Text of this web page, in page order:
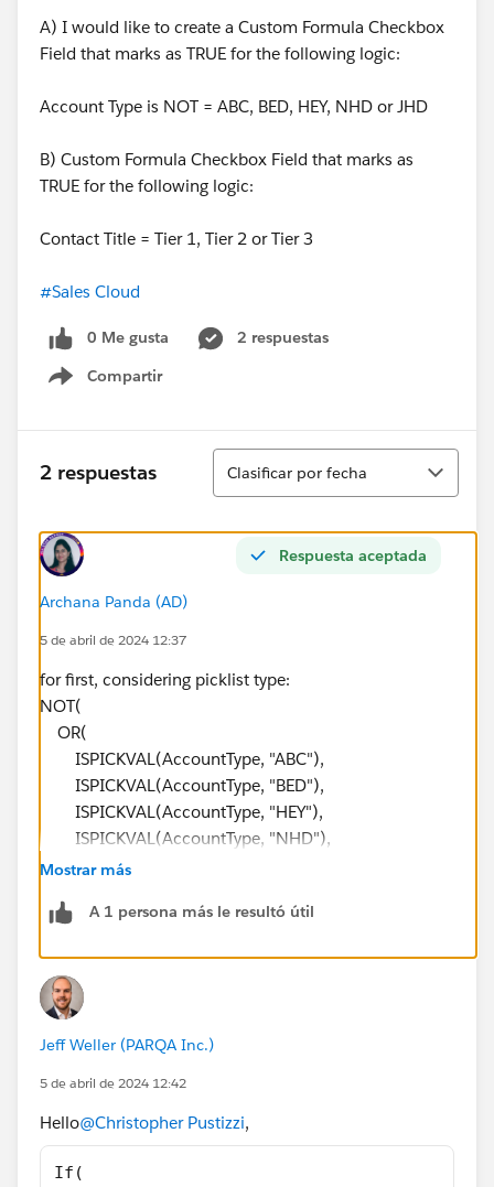
A) I would like to create a Custom Formula Checkbox
Field that marks as TRUE for the following logic:
Account Type is NOT = ABC, BED, HEY, NHD or JHD
B) Custom Formula Checkbox Field that marks as
TRUE for the following logic:
Contact Title = Tier 1, Tier 2 or Tier 3
#Sales Cloud
0 Me gusta
2 respuestas
Compartir
Show menu
2 respuestas
Ordenar
Clasificar por fecha
Respuesta aceptada
Archana Panda (AD)
5 de abril de 2024 12:37
for first, considering picklist type:
NOT(
OR(
ISPICKVAL(AccountType, "ABC"),
ISPICKVAL(AccountType, "BED"),
ISPICKVAL(AccountType, "HEY"),
ISPICKVAL(AccountType, "NHD"),
ISPICKVAL(AccountType, "JHD")
if picklist type,
OR(
ISPICKVAL(Contact_Title__c, "Tier 1"),
ISPICKVAL(Contact_Title__c, "Tier 2"),
ISPICKVAL(Contact_Title__c, "Tier 3")
Mostrar más
A 1 persona más le resultó útil
Jeff Weller (PARQA Inc.)
5 de abril de 2024 12:42
Hello@Christopher Pustizzi,
If(